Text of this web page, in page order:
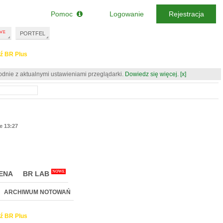
BR Plus
z aktualnymi ustawieniami przeglądarki. Dowiedz się więcej. [x]
13:27
BR LAB NOWE
ARCHIWUM NOTOWAŃ
BR Plus
PORTFEL
Pomoc Logowanie Rejestracja